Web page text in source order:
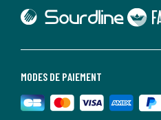
MODES DE PAIEMENT
lien vers Sourdline
lien vers Faciliti